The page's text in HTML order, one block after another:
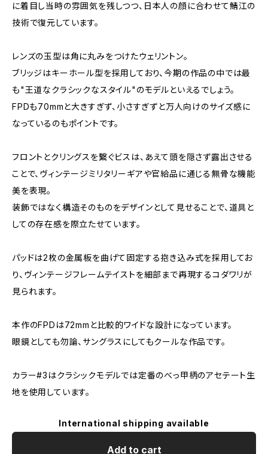
に着目し当時の雰囲気を残しつつ、日本人の顔に合わせて鯖江の
技術で復元しています。
レンズの玉型は角に丸みをつけたウェリントン。
ブリッジはキーホール型を採用しており、今期の作品の中では最
も"王道なクラシックなスタイル"のモデルといえるでしょう。
FPDも70mmと大きすぎず、小さすぎずと万人向けのサイズ感に
なっているのもポイントです。
フロントとクリングスを繋ぐビスは、あえて頭を隠さず露出させる
ことで、ヴィンテージミリタリーギアや官給品に通じる無骨な機能
美を表現。
装飾ではなく構造そのものをデザインとして見せることで、道具と
しての存在感を際立たせています。
パッドは2枚の金属板を曲げて固定する抱き込み式を採用してお
り、ヴィンテージフレームテイストを細部まで再現するコダワリが
見られます。
本作のFPDは72mmと比較的ワイドな設計になっています。
眼鏡としても勿論、サングラスにしてもクールな作品です。
カラー#3はクラシックモデルでは定番のべっ甲柄のアセテート生
地を使用しています。
International shipping available
Add to cart